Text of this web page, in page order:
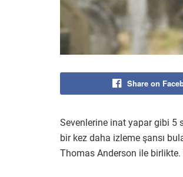
Share on
Sevenlerine inat yapar gibi 5
bir kez daha izleme şansı
Thomas Anderson ile